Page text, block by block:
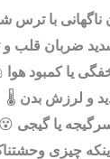
ناگهانی با ترس
ضربان قلب
یا کمبود هوا
و لرزش بدن 🌡
یا گیجی 😵
چیزی